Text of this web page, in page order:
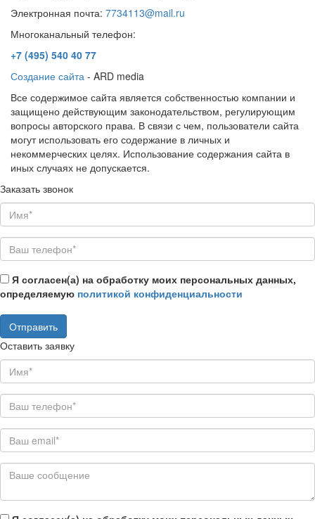
Электронная почта: 7734113@mail.ru
Многоканальный телефон:
+7 (495) 540 40 77
Создание сайта - ARD media
Все содержимое сайта является собственностью компании и
защищено действующим законодательством, регулирующим
вопросы авторского права. В связи с чем, пользователи сайта
могут использовать его содержание в личных и
некоммерческих целях. Использование содержания сайта в
иных случаях не допускается.
Заказать звонок
Я согласен(а) на обработку моих персональных данных,
определяемую политикой конфиденциальности
Оставить заявку